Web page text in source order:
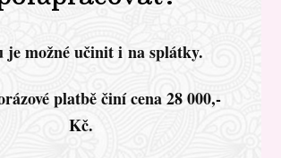
je možné učinit i na splátky.
platbě činí cena 28 000,-
Kč.